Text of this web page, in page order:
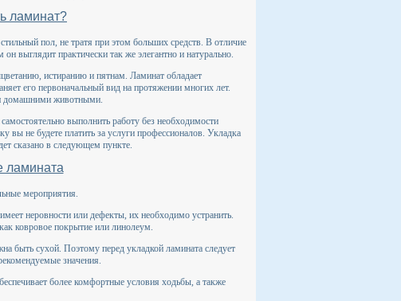
ламинат?
пол, не тратя при этом больших средств. В отличие
выглядит практически так же элегантно и натурально.
истиранию и пятнам. Ламинат обладает
его первоначальный вид на протяжении многих лет.
домашними животными.
выполнить работу без необходимости
вы не будете платить за услуги профессионалов. Укладка
сказано в следующем пункте.
ламината
мероприятия.
неровности или дефекты, их необходимо устранить.
ковровое покрытие или линолеум.
быть сухой. Поэтому перед укладкой ламината следует
значения.
более комфортные условия ходьбы, а также